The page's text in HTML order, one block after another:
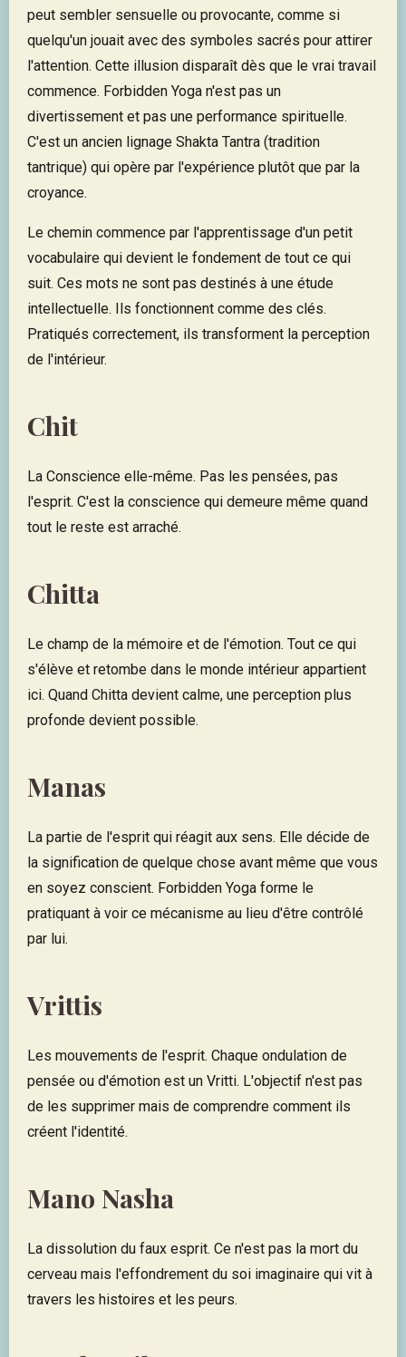
peut sembler sensuelle ou provocante, comme si
quelqu'un jouait avec des symboles sacrés pour attirer
l'attention. Cette illusion disparaît dès que le vrai travail
commence. Forbidden Yoga n'est pas un
divertissement et pas une performance spirituelle.
C'est un ancien lignage Shakta Tantra (tradition
tantrique) qui opère par l'expérience plutôt que par la
croyance.
Le chemin commence par l'apprentissage d'un petit
vocabulaire qui devient le fondement de tout ce qui
suit. Ces mots ne sont pas destinés à une étude
intellectuelle. Ils fonctionnent comme des clés.
Pratiqués correctement, ils transforment la perception
de l'intérieur.
Chit
La Conscience elle-même. Pas les pensées, pas
l'esprit. C'est la conscience qui demeure même quand
tout le reste est arraché.
Chitta
Le champ de la mémoire et de l'émotion. Tout ce qui
s'élève et retombe dans le monde intérieur appartient
ici. Quand Chitta devient calme, une perception plus
profonde devient possible.
Manas
La partie de l'esprit qui réagit aux sens. Elle décide de
la signification de quelque chose avant même que vous
en soyez conscient. Forbidden Yoga forme le
pratiquant à voir ce mécanisme au lieu d'être contrôlé
par lui.
Vrittis
Les mouvements de l'esprit. Chaque ondulation de
pensée ou d'émotion est un Vritti. L'objectif n'est pas
de les supprimer mais de comprendre comment ils
créent l'identité.
Mano Nasha
La dissolution du faux esprit. Ce n'est pas la mort du
cerveau mais l'effondrement du soi imaginaire qui vit à
travers les histoires et les peurs.